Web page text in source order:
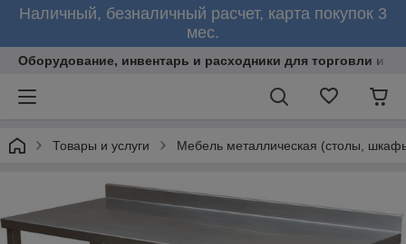
Наличный, безналичный расчет, карта покупок 3
мес.
Оборудование, инвентарь и расходники для торговли и
Товары и услуги Мебель металлическая (столы,